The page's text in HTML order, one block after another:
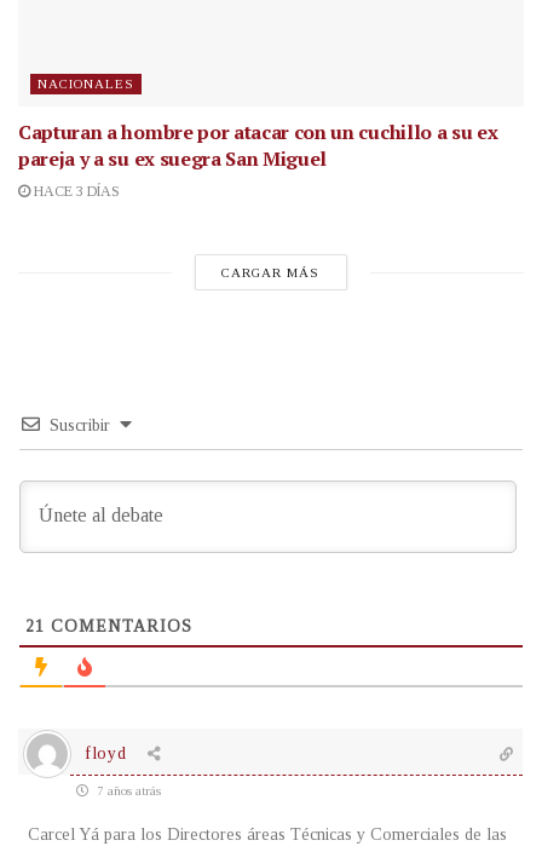
NACIONALES
Capturan a hombre por atacar con un cuchillo a su ex
pareja y a su ex suegra San Miguel
HACE 3 DÍAS
CARGAR MÁS
Suscribir
21 COMENTARIOS
floyd
7 años atrás
Carcel Yá para los Directores áreas Técnicas y Comerciales de las